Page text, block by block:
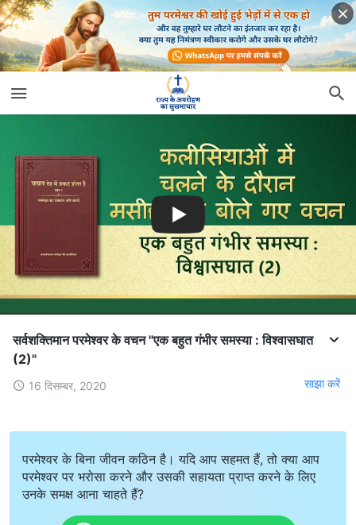
सर्वशक्तिमान परमेश्वर के वचन "एक बहुत गंभीर समस्या : विश्वासघात
(2)"
16 दिसम्बर, 2020 साझा करें
परमेश्वर के बिना जीवन कठिन है। यदि आप सहमत हैं, तो क्या आप
परमेश्वर पर भरोसा करने और उसकी सहायता प्राप्त करने के लिए
उनके समक्ष आना चाहते हैं?